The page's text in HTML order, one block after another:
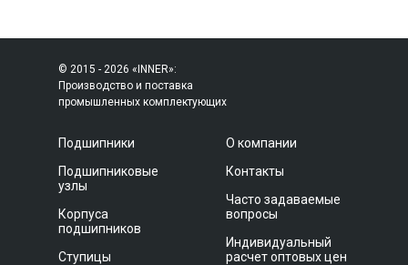
© 2015 - 2026 «INNER»:
Производство и поставка
промышленных комплектующих
Подшипники
Подшипниковые
узлы
Корпуса
подшипников
Ступицы
О компании
Контакты
Часто задаваемые
вопросы
Индивидуальный
расчет оптовых цен